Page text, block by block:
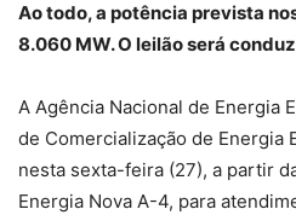
Ao todo, a potência prevista
8.060 MW. O leilão será
A Agência Nacional de Energia
de Comercialização de Energia
nesta sexta-feira (27), a partir
Energia Nova A-4, para